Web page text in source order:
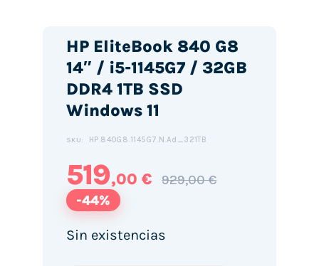
HP EliteBook 840 G8
14″ / i5-1145G7 / 32GB
DDR4 1TB SSD
Windows 11
SKU: HP.840G8.1145G7.N.Ad_321TB
519,00 € 929,00 €
-44%
Sin existencias